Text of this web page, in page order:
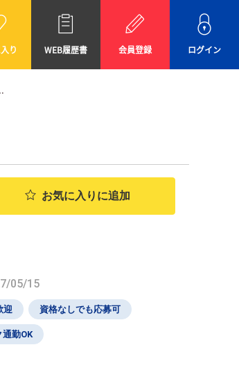
り
WEB履歴書 会員登録 ログイン
お気に入り に追加
05/15
迎 資格なしでも応募可
通勤OK